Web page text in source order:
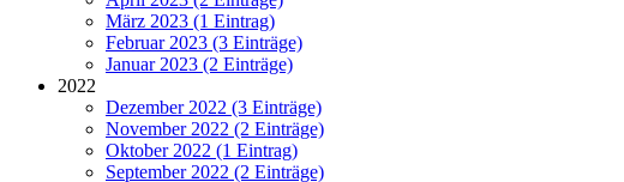
März 2023 (1 Eintrag)
Februar 2023 (3 Einträge)
Januar 2023 (2 Einträge)
2022
Dezember 2022 (3 Einträge)
November 2022 (2 Einträge)
Oktober 2022 (1 Eintrag)
September 2022 (2 Einträge)